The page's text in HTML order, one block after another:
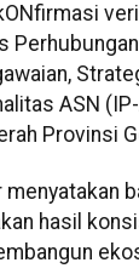
ASN
Provinsi
hasil